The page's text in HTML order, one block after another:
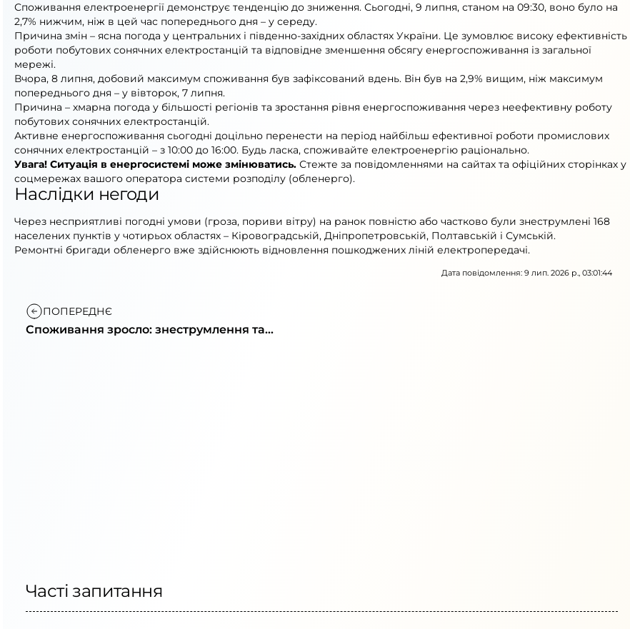
Споживання електроенергії демонструє тенденцію до зниження. Сьогодні, 9 липня, станом на 09:30, воно було на
2,7% нижчим, ніж в цей час попереднього дня – у середу.
Причина змін – ясна погода у центральних і південно-західних областях України. Це зумовлює високу ефективність
роботи побутових сонячних електростанцій та відповідне зменшення обсягу енергоспоживання із загальної
мережі.
Вчора, 8 липня, добовий максимум споживання був зафіксований вдень. Він був на 2,9% вищим, ніж максимум
попереднього дня – у вівторок, 7 липня.
Причина – хмарна погода у більшості регіонів та зростання рівня енергоспоживання через неефективну роботу
побутових сонячних електростанцій.
Активне енергоспоживання сьогодні доцільно перенести на період найбільш ефективної роботи промислових
сонячних електростанцій – з 10:00 до 16:00. Будь ласка, споживайте електроенергію раціонально.
Увага! Ситуація в енергосистемі може змінюватись. Стежте за повідомленнями на сайтах та офіційних сторінках у
соцмережах вашого оператора системи розподілу (обленерго).
Наслідки негоди
Через несприятливі погодні умови (гроза, пориви вітру) на ранок повністю або частково були знеструмлені 168
населених пунктів у чотирьох областях – Кіровоградській, Дніпропетровській, Полтавській і Сумській.
Ремонтні бригади обленерго вже здійснюють відновлення пошкоджених ліній електропередачі.
Дата повідомлення: 9 лип. 2026 р., 03:01:44
ПОПЕРЕДНЄ
Споживання зросло: знеструмлення та
Часті запитання